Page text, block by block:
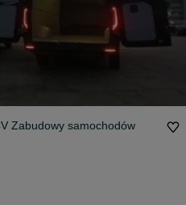
Zabudowy samochodów